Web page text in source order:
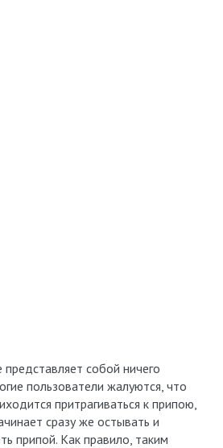
собой ничего
пользователи жалуются, что
притрагиваться к припою,
сразу же остывать и
припой. Как правило, таким